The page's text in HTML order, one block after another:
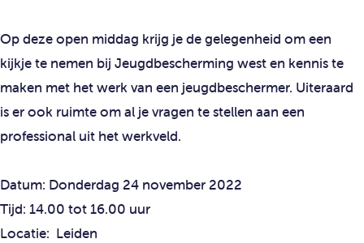
Op deze open middag krijg je de gelegenheid om een
kijkje te nemen bij Jeugdbescherming west en kennis te
maken met het werk van een jeugdbeschermer. Uiteraard
is er ook ruimte om al je vragen te stellen aan een
professional uit het werkveld.
Datum: Donderdag 24 november 2022
Tijd: 14.00 tot 16.00 uur
Locatie: Leiden